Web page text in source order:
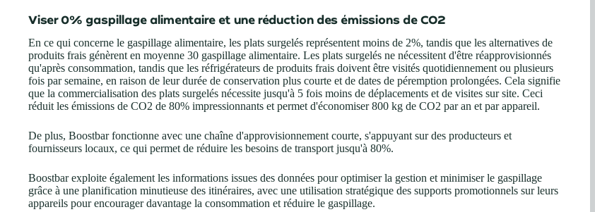
Viser 0% gaspillage alimentaire et une réduction des émissions de CO2
En ce qui concerne le gaspillage alimentaire, les plats surgelés représentent moins de 2%, tandis que les alternatives de
produits frais génèrent en moyenne 30 gaspillage alimentaire. Les plats surgelés ne nécessitent d'être réapprovisionnés
qu'après consommation, tandis que les réfrigérateurs de produits frais doivent être visités quotidiennement ou plusieurs
fois par semaine, en raison de leur durée de conservation plus courte et de dates de péremption prolongées. Cela signifie
que la commercialisation des plats surgelés nécessite jusqu'à 5 fois moins de déplacements et de visites sur site. Ceci
réduit les émissions de CO2 de 80% impressionnants et permet d'économiser 800 kg de CO2 par an et par appareil.
De plus, Boostbar fonctionne avec une chaîne d'approvisionnement courte, s'appuyant sur des producteurs et
fournisseurs locaux, ce qui permet de réduire les besoins de transport jusqu'à 80%.
Boostbar exploite également les informations issues des données pour optimiser la gestion et minimiser le gaspillage
grâce à une planification minutieuse des itinéraires, avec une utilisation stratégique des supports promotionnels sur leurs
appareils pour encourager davantage la consommation et réduire le gaspillage.